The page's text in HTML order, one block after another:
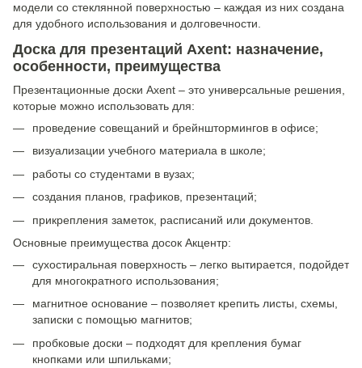
модели со стеклянной поверхностью – каждая из них создана
для удобного использования и долговечности.
Доска для презентаций Axent: назначение,
особенности, преимущества
Презентационные доски Axent – ​​это универсальные решения,
которые можно использовать для:
проведение совещаний и брейнштормингов в офисе;
визуализации учебного материала в школе;
работы со студентами в вузах;
создания планов, графиков, презентаций;
прикрепления заметок, расписаний или документов.
Основные преимущества досок Акцентр:
сухостиральная поверхность – легко вытирается, подойдет
для многократного использования;
магнитное основание – позволяет крепить листы, схемы,
записки с помощью магнитов;
пробковые доски – подходят для крепления бумаг
кнопками или шпильками;